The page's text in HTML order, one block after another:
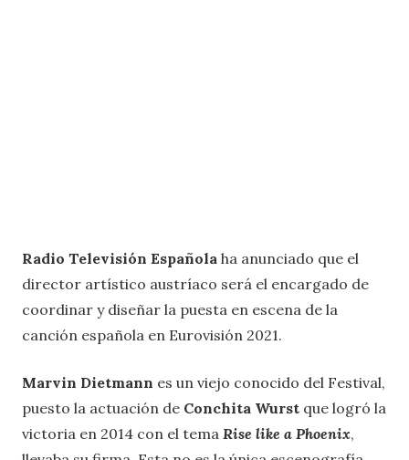
Radio Televisión Española ha anunciado que el
director artístico austríaco será el encargado de
coordinar y diseñar la puesta en escena de la
canción española en Eurovisión 2021.
Marvin Dietmann es un viejo conocido del Festival,
puesto la actuación de Conchita Wurst que logró la
victoria en 2014 con el tema Rise like a Phoenix,